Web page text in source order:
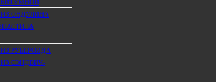
ОНДУЛИНА
РУБЕРОИДА
СЭНДВИЧ-